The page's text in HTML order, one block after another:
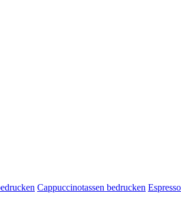
Cappuccinotassen bedrucken